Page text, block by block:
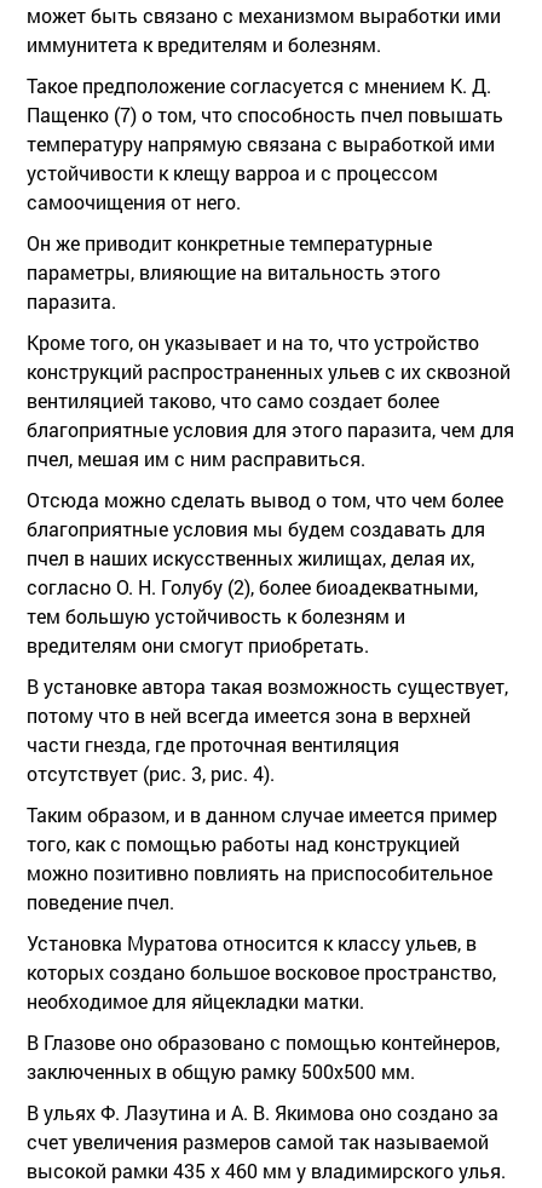
может быть связано с механизмом выработки ими
иммунитета к вредителям и болезням.
Такое предположение согласуется с мнением К. Д.
Пащенко (7) о том, что способность пчел повышать
температуру напрямую связана с выработкой ими
устойчивости к клещу варроа и с процессом
самоочищения от него.
Он же приводит конкретные температурные
параметры, влияющие на витальность этого
паразита.
Кроме того, он указывает и на то, что устройство
конструкций распространенных ульев с их сквозной
вентиляцией таково, что само создает более
благоприятные условия для этого паразита, чем для
пчел, мешая им с ним расправиться.
Отсюда можно сделать вывод о том, что чем более
благоприятные условия мы будем создавать для
пчел в наших искусственных жилищах, делая их,
согласно О. Н. Голубу (2), более биоадекватными,
тем большую устойчивость к болезням и
вредителям они смогут приобретать.
В установке автора такая возможность существует,
потому что в ней всегда имеется зона в верхней
части гнезда, где проточная вентиляция
отсутствует (рис. 3, рис. 4).
Таким образом, и в данном случае имеется пример
того, как с помощью работы над конструкцией
можно позитивно повлиять на приспособительное
поведение пчел.
Установка Муратова относится к классу ульев, в
которых создано большое восковое пространство,
необходимое для яйцекладки матки.
В Глазове оно образовано с помощью контейнеров,
заключенных в общую рамку 500х500 мм.
В ульях Ф. Лазутина и А. В. Якимова оно создано за
счет увеличения размеров самой так называемой
высокой рамки 435 х 460 мм у владимирского улья.